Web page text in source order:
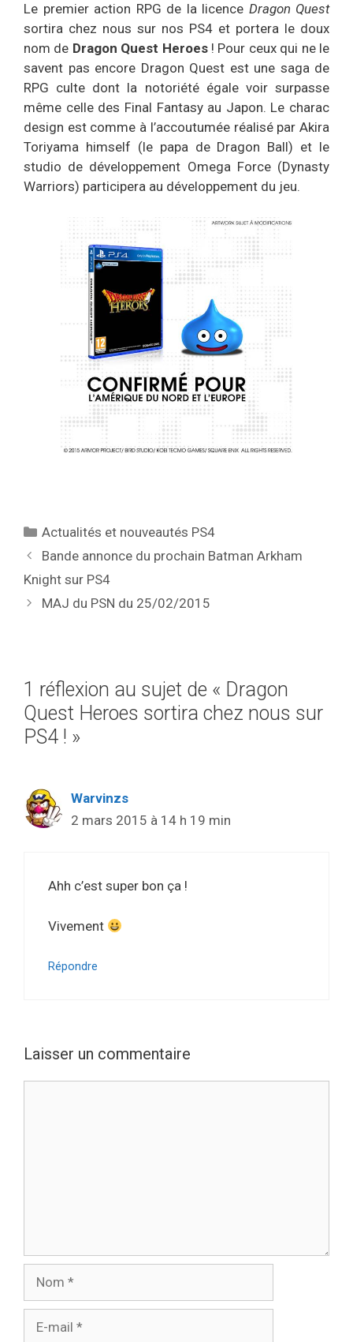
Le premier action RPG de la licence Dragon Quest
sortira chez nous sur nos PS4 et portera le doux
nom de Dragon Quest Heroes! Pour ceux qui ne le
savent pas encore Dragon Quest est une saga de
RPG culte dont la notoriété égale voir surpasse
même celle des Final Fantasy au Japon. Le charac
design est comme à l’accoutumée réalisé par Akira
Toriyama himself (le papa de Dragon Ball) et le
studio de développement Omega Force (Dynasty
Warriors) participera au développement du jeu.
Catégories
Actualités et nouveautés PS4
Bande annonce du prochain Batman Arkham
Knight sur PS4
MAJ du PSN du 25/02/2015
1 réflexion au sujet de « Dragon
Quest Heroes sortira chez nous sur
PS4 ! »
Warvinzs
2 mars 2015 à 14 h 19 min
Ahh c’est super bon ça !
Vivement
Répondre
Laisser un commentaire
mail